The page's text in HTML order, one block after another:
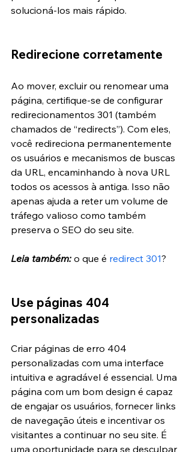
solucioná-los mais rápido.
Redirecione corretamente
Ao mover, excluir ou renomear uma
página, certifique-se de configurar
redirecionamentos 301 (também
chamados de “redirects”). Com eles,
você redireciona permanentemente
os usuários e mecanismos de buscas
da URL, encaminhando à nova URL
todos os acessos à antiga. Isso não
apenas ajuda a reter um volume de
tráfego valioso como também
preserva o SEO do seu site.
Leia também: o que é redirect 301?
Use páginas 404
personalizadas
Criar páginas de erro 404
personalizadas com uma interface
intuitiva e agradável é essencial. Uma
página com um bom design é capaz
de engajar os usuários, fornecer links
de navegação úteis e incentivar os
visitantes a continuar no seu site. É
uma oportunidade para se desculpar